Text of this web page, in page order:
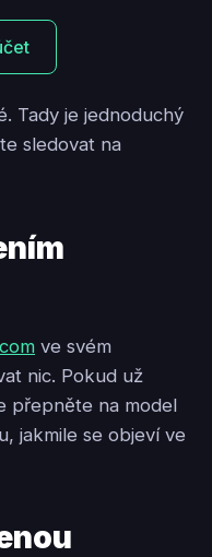
Tady je jednoduchý
sledovat na
ve svém
nic. Pokud už
přepněte na model
jakmile se objeví ve